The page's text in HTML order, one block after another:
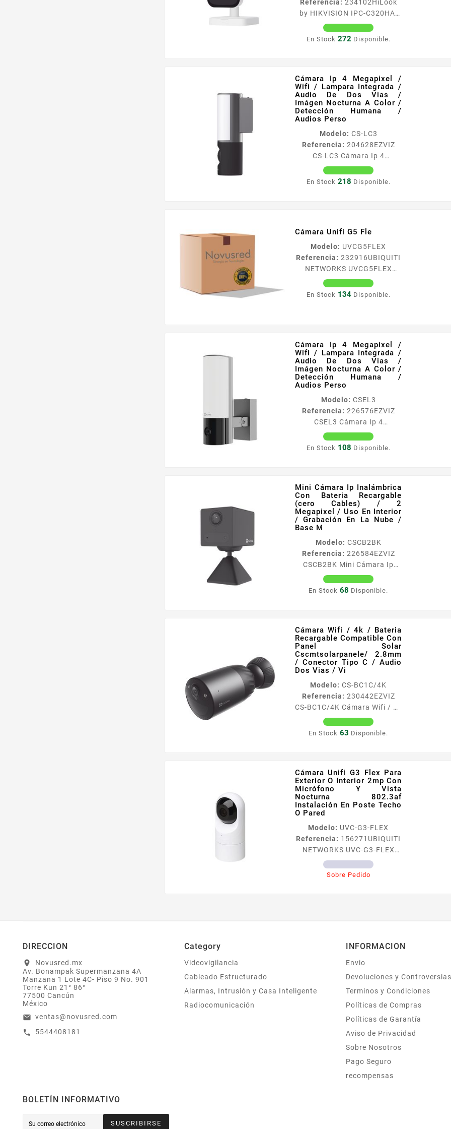
GHz Material aluminio y
plastico Notificaciones en
tiempo real Meacutetodo...
Referencia: 234102HiLook
by HIKVISION IPC-C320HA-
D/W(W) Cubo Ip 2 Megapixel
/ Lente 2.8 Mm (gran
Notificacion Push
Caracteriacutesticas
Principales Resolucioacuten
maacutexima 2
Megapiacutexeles 1920 x
1080 Lente fijo 28 mm
aacutengulo de visioacuten
92deg Infrarrojo Inteligente
EXIR 10metros dWDR
Microacutefono integrado
En Stock 272 Disponible.
Cámara Ip 4 Megapixel /
Wifi / Lampara Integrada /
Audio De Dos Vias /
Imágen Nocturna A Color /
Detección Humana /
Audios Perso
Modelo: CS-LC3
Referencia: 204628EZVIZ
CS-LC3 Cámara Ip 4
Megapixel / Wifi / Lampara
Integrada / Audio De Dos
principales de la
caacutemara
Resolucioacuten 4 Megapixel
2560 times 1440
Aacutengulo de visioacuten
140deg Deteccioacuten de
personas Notificaciones push
En Stock 218 Disponible.
Cámara Unifi G5 Fle
Modelo: UVCG5FLEX
Referencia: 232916UBIQUITI
NETWORKS UVCG5FLEX
Cámara Unifi G5 Fle
UVCG5FLEX
En Stock 134Disponible.
Cámara Ip 4 Megapixel /
Wifi / Lampara Integrada /
Audio De Dos Vias /
Imágen Nocturna A Color /
Detección Humana /
Audios Perso
Modelo: CSEL3
Referencia: 226576EZVIZ
CSEL3 Cámara Ip 4
Megapixel / Wifi / Lampara
Integrada / Audio De Dos
Caracteriacutesticas
principales de la
caacutemara
Resolucioacuten 4 Megapixel
2560 times 1440
Aacutengulo de visioacuten
140deg Deteccioacuten de
personas Notificaciones push
Microacutefono con
cancelacioacuten de ruido
En Stock 108 Disponible.
Mini Cámara Ip Inalámbrica
Con Bateria Recargable
(cero Cables) / 2
Megapixel / Uso En Interior
/ Grabación En La Nube /
Base M
Modelo: CSCB2BK
Referencia: 226584EZVIZ
CSCB2BK Mini Cámara Ip
Inalámbrica Con Bateria
Recargable (cero Cables) / 2
principales Resolucioacuten
2 Megapixel 1920 x 1080
Lente 4 mm 46deg Vertical
85deg Horizontal
Microacutefono y bocina
interconstruida audio de dos
viacuteas 5 mts IR
visioacuten nocturna
Compresioacuten H264 H265
WiFi 24 GHz...
En Stock 68 Disponible.
Cámara Wifi / 4k / Bateria
Recargable Compatible Con
Panel Solar
Cscmtsolarpanele/ 2.8mm
/ Conector Tipo C / Audio
Dos Vias / Vi
Modelo: CS-BC1C/4K
Referencia: 230442EZVIZ
CS-BC1C/4K Cámara Wifi / 4k
/ Bateria Recargable
Compatible Con Panel Solar
Caracteriacutesticas
principales Resolucioacuten
8 Megapixel 3840 x 2160
Lente 28 mm aacutengulo de
vision 113deg Visioacuten
nocturna a color
Microacutefono y bocina
interconstruida audio de dos
viacuteas 3DDNR
Deteccioacuten de
En Stock 63 Disponible.
Cámara Unifi G3 Flex Para
Exterior O Interior 2mp Con
Micrófono Y Vista
Nocturna 802.3af
Instalación En Poste Techo
O Pared
Modelo: UVC-G3-FLEX
Referencia: 156271 UBIQUITI
NETWORKS UVC-G3-FLEX
Cámara Unifi G3 Flex Para
Exterior O Interior 2mp Con
1920 x 1080 Frame Rate 25
FPS Angulo de visioacuten 80
Microfono Si Puerto de red
10100 Consumo
maacuteximo de
energiacutea 4W
8023af PoE...
Sobre Pedido
DIRECCION
location_on
Novusred.mx
Av. Bonampak Supermanzana 4A
Manzana 1 Lote 4C- Piso 9 No. 901
Torre Kun 21° 86°
77500 Cancún
México
email ventas@novusred.com
call 5544408181
Category
Videovigilancia
Cableado Estructurado
Alarmas, Intrusión y Casa Inteligente
Radiocomunicación
INFORMACION
Envio
Devoluciones y Controversias
Terminos y Condiciones
Políticas de Compras
Políticas de Garantía
Aviso de Privacidad
Sobre Nosotros
Pago Seguro
recompensas
BOLETÍN INFORMATIVO
SUSCRIBIRSE